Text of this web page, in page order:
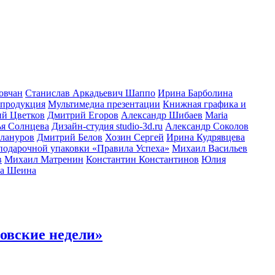
Станислав Аркадьевич Шаппо Ирина Барболина
Мультимедиа презентации Книжная графика и
Цветков Дмитрий Егоров Александр Шибаев Maria
Солнцева Дизайн-студия studio-3d.ru Александр Соколов
Дмитрий Белов Хозин Сергей Ирина Кудрявцева
упаковки «Правила Успеха» Михаил Васильев
Михаил Матренин Константин Константинов Юлия
Шеина
недели»